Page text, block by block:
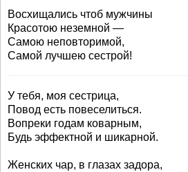
Восхищались чтоб мужчины
Красотою неземной —
Самою неповторимой,
Самой лучшею сестрой!
У тебя, моя сестрица,
Повод есть повеселиться.
Вопреки годам коварным,
Будь эффектной и шикарной.
Женских чар, в глазах задора,